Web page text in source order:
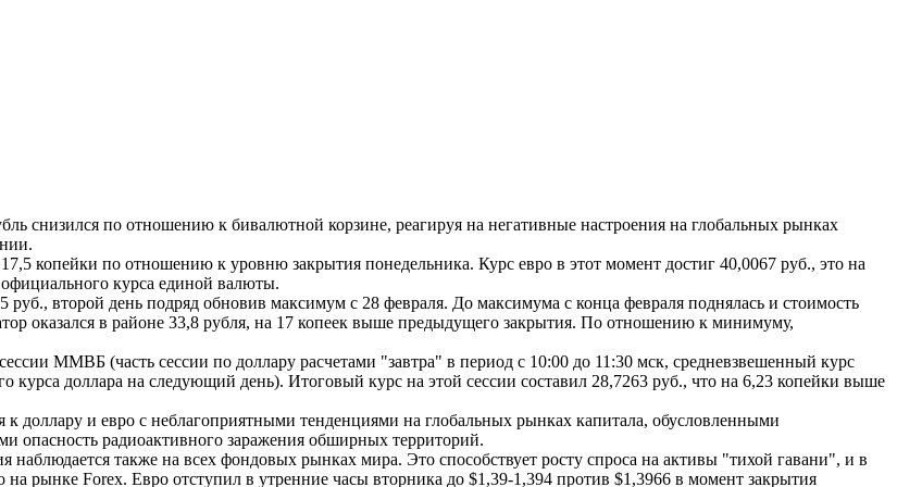
снизился по отношению к бивалютной корзине, реагируя на негативные настроения на глобальных рынках
копейки по отношению к уровню закрытия понедельника. Курс евро в этот момент достиг 40,0067 руб., это на
курса единой валюты.
второй день подряд обновив максимум с 28 февраля. До максимума с конца февраля поднялась и стоимость
оказался в районе 33,8 рубля, на 17 копеек выше предыдущего закрытия. По отношению к минимуму,
ММВБ (часть сессии по доллару расчетами "завтра" в период с 10:00 до 11:30 мск, средневзвешенный курс
курса доллара на следующий день). Итоговый курс на этой сессии составил 28,7263 руб., что на 6,23 копейки выше
и евро с неблагоприятными тенденциями на глобальных рынках капитала, обусловленными
опасность радиоактивного заражения обширных территорий.
также на всех фондовых рынках мира. Это способствует росту спроса на активы "тихой гавани", и в
рынке Forex. Евро отступил в утренние часы вторника до $1,39-1,394 против $1,3966 в момент закрытия